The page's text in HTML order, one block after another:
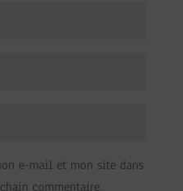
e-mail et mon site dans
commentaire.